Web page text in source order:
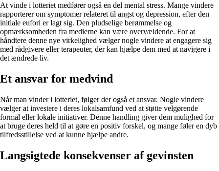
At vinde i lotteriet medfører også en del mental stress. Mange vindere
rapporterer om symptomer relateret til angst og depression, efter den
initiale eufori er lagt sig. Den pludselige berømmelse og
opmærksomheden fra medierne kan være overvældende. For at
håndtere denne nye virkelighed vælger nogle vindere at engagere sig
med rådgivere eller terapeuter, der kan hjælpe dem med at navigere i
det ændrede liv.
Et ansvar for medvind
Når man vinder i lotteriet, følger der også et ansvar. Nogle vindere
vælger at investere i deres lokalsamfund ved at støtte velgørende
formål eller lokale initiativer. Denne handling giver dem mulighed for
at bruge deres held til at gøre en positiv forskel, og mange føler en dyb
tilfredsstillelse ved at kunne hjælpe andre.
Langsigtede konsekvenser af gevinsten